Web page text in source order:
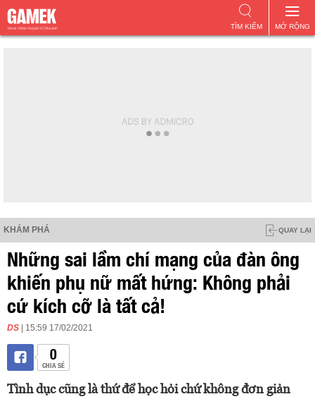
MỞ RỘNG
TÌM KIẾM
KHÁM PHÁ QUAY LẠI
Những sai lầm chí mạng của đàn ông
khiến phụ nữ mất hứng: Không phải
cứ kích cỡ là tất cả!
DS | 15:59 17/02/2021
0
CHIA SẺ
Tình dục cũng là thứ để học hỏi chứ không đơn giản